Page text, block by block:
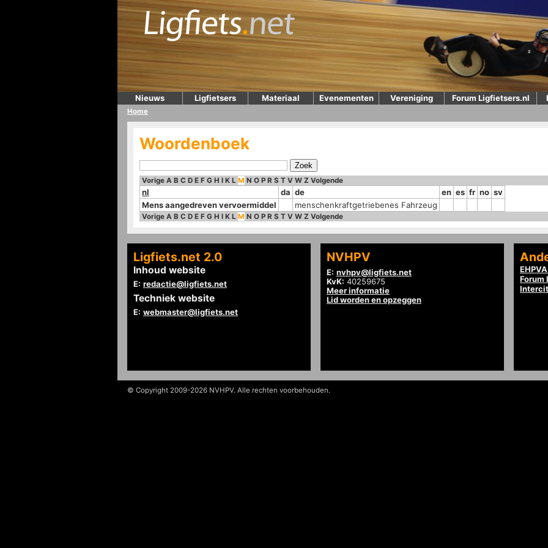
Nieuws Ligfietsers Materiaal Evenementen Vereniging Forum Ligfietsers.nl
Home
Woordenboek
Vorige A B C D E F G H I K L M N O P R S T V W Z Volgende
nl da de en es fr no sv
Mens aangedreven vervoermiddel
menschenkraftgetriebenes Fahrzeug
Vorige A B C D E F G H I K L M N O P R S T V W Z Volgende
Ligfiets.net 2.0
Inhoud website
E: redactie@ligfiets.net
Techniek website
E: webmaster@ligfiets.net
NVHPV
E: nvhpv@ligfiets.net
KvK: 40259675
Meer informatie
Lid worden en opzeggen
Forum
© Copyright 2009-2026 NVHPV. Alle rechten voorbehouden.